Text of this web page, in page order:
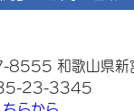
8555 和歌山県新
23-3345